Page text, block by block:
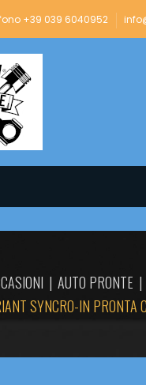
+39 039 6040952
| AUTO PRONTE |
SYNCRO-IN PRONTA